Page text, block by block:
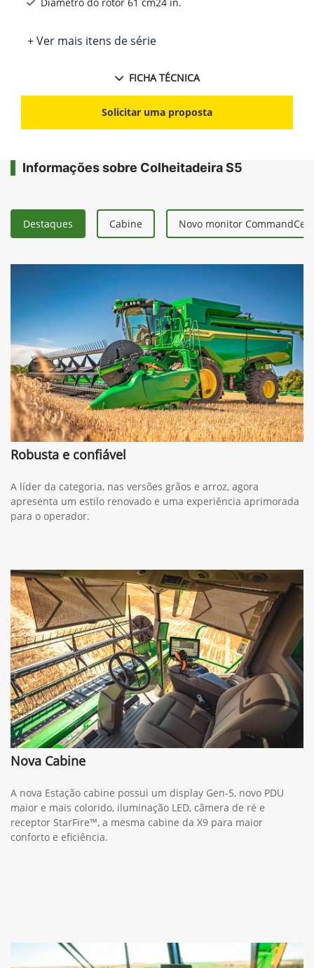
+ Ver mais itens de série
FICHA TÉCNICA
Solicitar uma proposta
Informações sobre Colheitadeira S5
Destaques Cabine Novo monitor
Robusta e confiável
A líder da categoria, nas versões grãos e arroz, agora
apresenta um estilo renovado e uma experiência aprimorada
para o operador.
Nova Cabine
A nova Estação cabine possui um display Gen-5, novo PDU
maior e mais colorido, iluminação LED, câmera de ré e
receptor StarFire™, a mesma cabine da X9 para maior
conforto e eficiência.